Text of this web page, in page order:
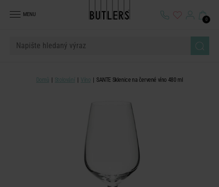
MENU
0
Domů Stolování Víno SANTE Sklenice na červené víno 480 ml